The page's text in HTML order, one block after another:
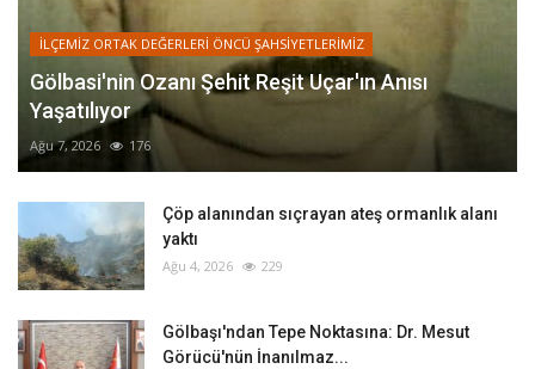
İLÇEMİZ ORTAK DEĞERLERİ ÖNCÜ ŞAHSİYETLERİMİZ
Gölbasi'nin Ozanı Şehit Reşit Uçar'ın Anısı
Yaşatılıyor
Ağu 7, 2026 176
Çöp alanından sıçrayan ateş ormanlık alanı
yaktı
Ağu 4, 2026 229
Gölbaşı'ndan Tepe Noktasına: Dr. Mesut
Görücü'nün İnanılmaz...